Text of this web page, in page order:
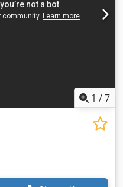
nisu obvezujući.
1 /7